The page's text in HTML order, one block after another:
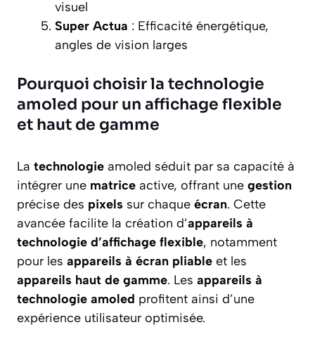
visuel
Super Actua : Efficacité énergétique,
angles de vision larges
Pourquoi choisir la technologie
amoled pour un affichage flexible
et haut de gamme
La technologie amoled séduit par sa capacité à
intégrer une matrice active, offrant une gestion
précise des pixels sur chaque écran. Cette
avancée facilite la création d’appareils à
technologie d’affichage flexible, notamment
pour les appareils à écran pliable et les
appareils haut de gamme. Les appareils à
technologie amoled profitent ainsi d’une
expérience utilisateur optimisée.